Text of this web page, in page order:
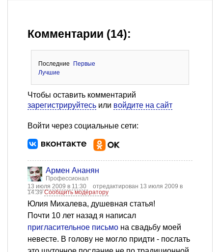
Комментарии (14):
Последние
Первые
Лучшие
Чтобы оставить комментарий
зарегистрируйтесь или войдите на сайт
Войти через социальные сети:
Армен Ананян
Профессионал
13 июля 2009 в 11:30
отредактирован 13 июля 2009 в
14:39Сообщить модератору
Юлия Михалева, душевная статья!
Почти 10 лет назад я написал
пригласительное письмо на свадьбу моей
невесте. В голову не могло придти - послать